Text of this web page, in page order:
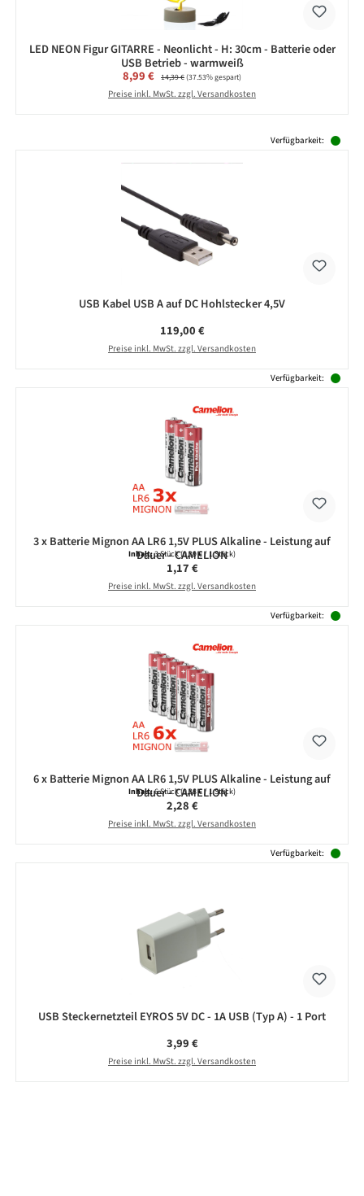
LED NEON Figur GITARRE - Neonlicht - H: 30cm - Batterie oder
USB Betrieb - warmweiß
Verkaufspreis:
8,99 € Regulärer Preis:
14,39 €(37.53% gespart)
Preise inkl. MwSt. zzgl. Versandkosten
Verfügbarkeit:
USB Kabel USB A auf DC Hohlstecker 4,5V
Regulärer Preis:
119,00 €
Preise inkl. MwSt. zzgl. Versandkosten
Verfügbarkeit:
3 x Batterie Mignon AA LR6 1,5V PLUS Alkaline - Leistung auf
Dauer - CAMELION
Inhalt:3 Stück(0,39 € / 1 Stück)
Regulärer Preis:
1,17 €
Preise inkl. MwSt. zzgl. Versandkosten
Verfügbarkeit:
6 x Batterie Mignon AA LR6 1,5V PLUS Alkaline - Leistung auf
Dauer - CAMELION
Inhalt:6 Stück(0,38 € / 1 Stück)
Regulärer Preis:
2,28 €
Preise inkl. MwSt. zzgl. Versandkosten
Verfügbarkeit:
USB Steckernetzteil EYROS 5V DC - 1A USB (Typ A) - 1 Port
Regulärer Preis:
3,99 €
Preise inkl. MwSt. zzgl. Versandkosten